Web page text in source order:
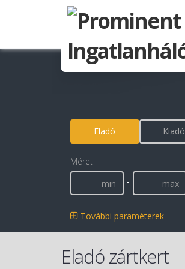
Eladó Kiadó
Méret
-
További paraméterek
Eladó zártkert